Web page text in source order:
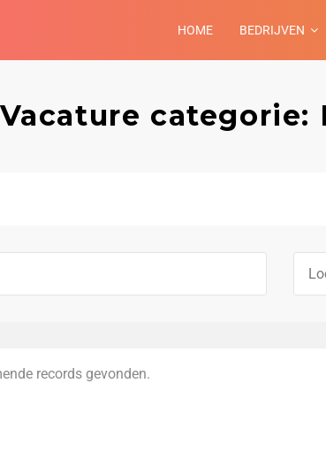
HOME BEDRIJVEN
Vacature categorie:
records gevonden.